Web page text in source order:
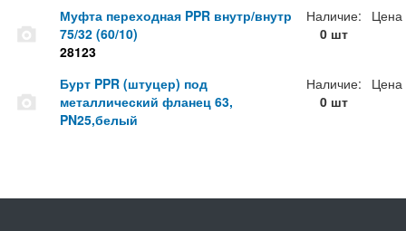
Муфта переходная PPR внутр/внутр
75/32 (60/10)
28123
Наличие:
0 шт
Цена
Бурт PPR (штуцер) под
металлический фланец 63,
PN25,белый
Наличие:
0 шт
Цена